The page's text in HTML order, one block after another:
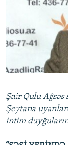
FOTOQALEREYA
İNFOQRAFIKA
AZƏRBAYCAN
İSLAM VƏ
İZ - MƏDƏNIYYƏT
MISSIYAMIZ
PEŞƏ ETIKASI VƏ
BIZIMLƏ ƏLAQƏ
XƏBƏR
BIZI IZLƏ
Şair Qulu Ağsəs
Şeytana
intim